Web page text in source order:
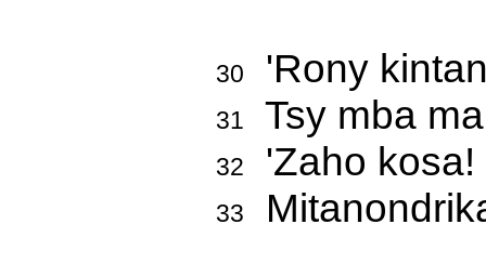
30 'Rony
31 Tsy mba
32 'Zaho
33